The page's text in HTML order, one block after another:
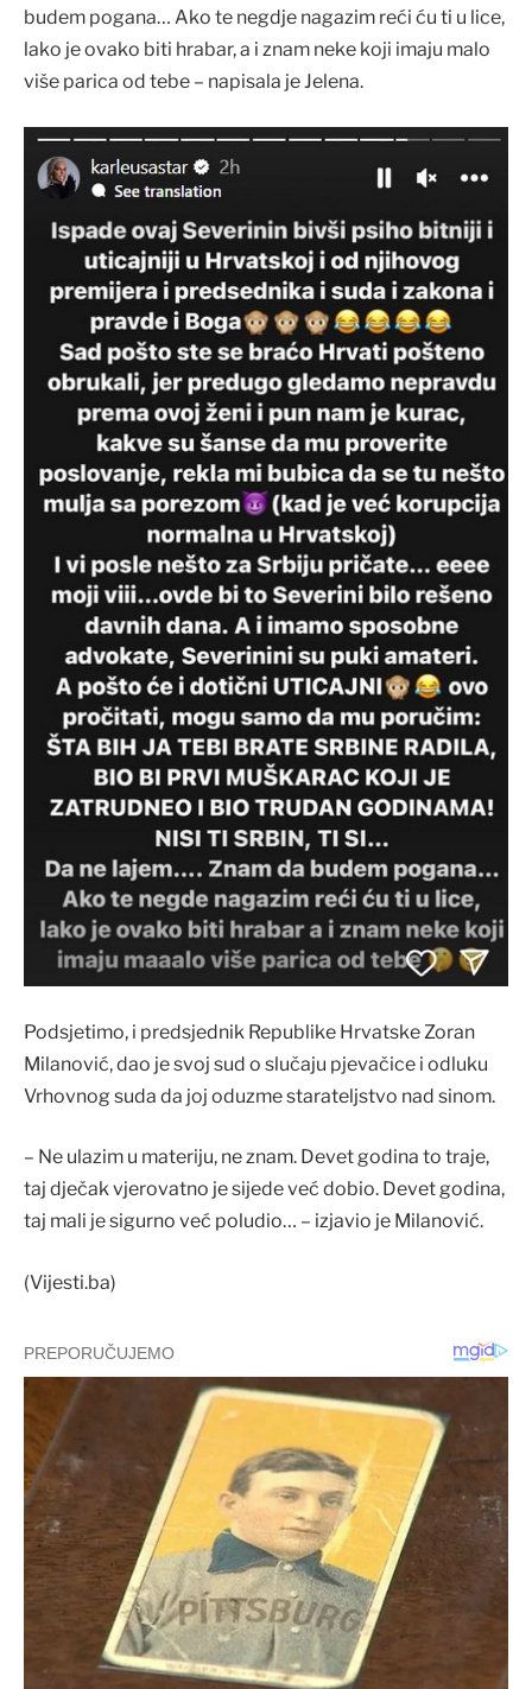
budem pogana… Ako te negdje nagazim reći ću ti u lice,
lako je ovako biti hrabar, a i znam neke koji imaju malo
više parica od tebe – napisala je Jelena.
Podsjetimo, i predsjednik Republike Hrvatske Zoran
Milanović, dao je svoj sud o slučaju pjevačice i odluku
Vrhovnog suda da joj oduzme starateljstvo nad sinom.
– Ne ulazim u materiju, ne znam. Devet godina to traje,
taj dječak vjerovatno je sijede već dobio. Devet godina,
taj mali je sigurno već poludio… – izjavio je Milanović.
(Vijesti.ba)